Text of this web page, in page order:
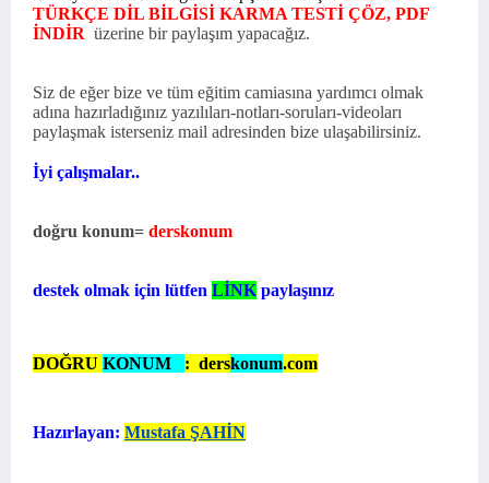
TÜRKÇE DİL BİLGİSİ KARMA TESTİ ÇÖZ, PDF
İNDİR üzerine bir paylaşım yapacağız.
Siz de eğer bize ve tüm eğitim camiasına yardımcı olmak
adına hazırladığınız yazılıları-notları-soruları-videoları
paylaşmak isterseniz mail adresinden bize ulaşabilirsiniz.
İyi çalışmalar..
doğru konum= derskonum
destek olmak için lütfen LİNK paylaşınız
DOĞRU KONUM : derskonum.com
Hazırlayan: Mustafa ŞAHİN